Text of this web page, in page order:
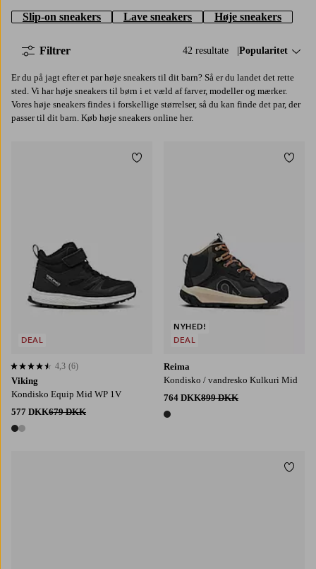
Slip-on sneakers Lave sneakers Høje sneakers
42 resultate Sorter efter:
Popularitet
Filtrer
Er du på jagt efter et par høje sneakers til dit barn? Så er du landet det rette
sted. Vi har høje sneakers til børn i et væld af farver, modeller og mærker.
Vores høje sneakers findes i forskellige størrelser, så du kan finde det par, der
passer til dit barn. Køb høje sneakers online her.
Viking
Kondisko Equip Mid WP 1V
577 DKK679 DKK
2 farver
4,3 baseret på 6 bedømmelser
4,3 (6)
DEAL
Tilføj til favoritter
Reima
Kondisko / vandresko Kulkuri Mid
764 DKK899 DKK
1 farve
NYHED!
DEAL